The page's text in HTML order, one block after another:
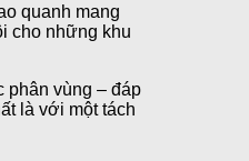
quanh mang
cho những khu
phân vùng – đáp
là với một tách